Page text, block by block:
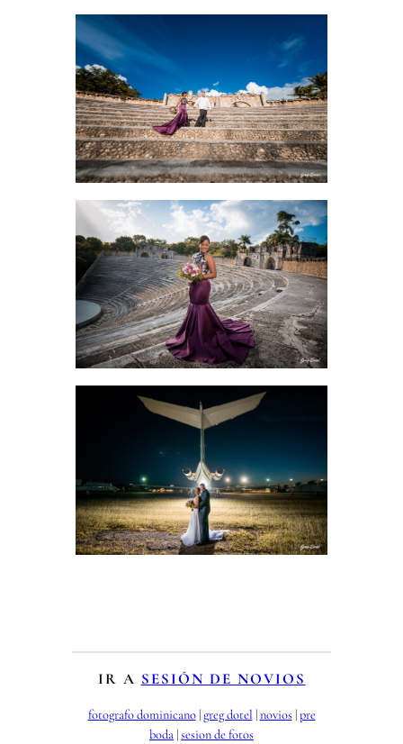
IR A SESIÓN DE NOVIOS
fotografo dominicano | greg dotel | novios | pre
boda | sesion de fotos